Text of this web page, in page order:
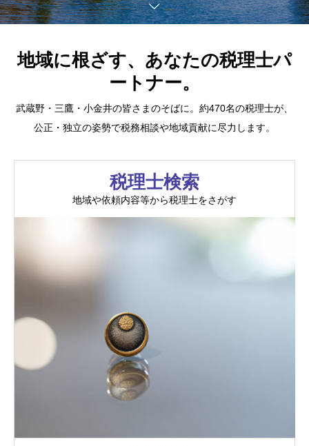
地域に根ざす、あなたの税理士パ
ートナー。
武蔵野・三鷹・小金井の皆さまのそばに。約470名の税理士が、
公正・独立の姿勢で税務相談や地域貢献に尽力します。
税理士検索
地域や依頼内容等から税理士をさがす